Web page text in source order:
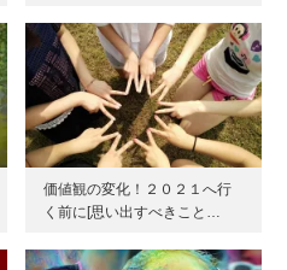
価値観の変化！２０２１へ行
く前に[思い出すべきこと…